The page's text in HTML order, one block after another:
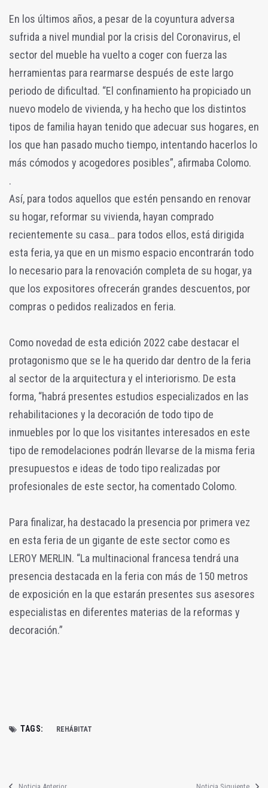
En los últimos años, a pesar de la coyuntura adversa
sufrida a nivel mundial por la crisis del Coronavirus, el
sector del mueble ha vuelto a coger con fuerza las
herramientas para rearmarse después de este largo
periodo de dificultad. “El confinamiento ha propiciado un
nuevo modelo de vivienda, y ha hecho que los distintos
tipos de familia hayan tenido que adecuar sus hogares, en
los que han pasado mucho tiempo, intentando hacerlos lo
más cómodos y acogedores posibles”, afirmaba Colomo.
.
Así, para todos aquellos que estén pensando en renovar
su hogar, reformar su vivienda, hayan comprado
recientemente su casa… para todos ellos, está dirigida
esta feria, ya que en un mismo espacio encontrarán todo
lo necesario para la renovación completa de su hogar, ya
que los expositores ofrecerán grandes descuentos, por
compras o pedidos realizados en feria.
Como novedad de esta edición 2022 cabe destacar el
protagonismo que se le ha querido dar dentro de la feria
al sector de la arquitectura y el interiorismo. De esta
forma, “habrá presentes estudios especializados en las
rehabilitaciones y la decoración de todo tipo de
inmuebles por lo que los visitantes interesados en este
tipo de remodelaciones podrán llevarse de la misma feria
presupuestos e ideas de todo tipo realizadas por
profesionales de este sector, ha comentado Colomo.
Para finalizar, ha destacado la presencia por primera vez
en esta feria de un gigante de este sector como es
LEROY MERLIN. “La multinacional francesa tendrá una
presencia destacada en la feria con más de 150 metros
de exposición en la que estarán presentes sus asesores
especialistas en diferentes materias de la reformas y
decoración.”
TAGS: REHÁBITAT